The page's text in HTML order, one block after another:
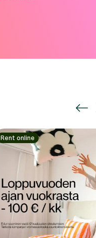
Rent online